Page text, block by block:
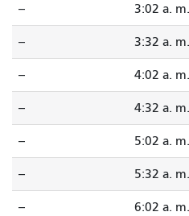
-- 3:02 a. m.
-- 3:32 a. m.
-- 4:02 a. m.
-- 4:32 a. m.
-- 5:02 a. m.
-- 5:32 a. m.
-- 6:02 a. m.